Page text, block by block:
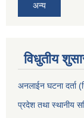
अन्य
विधुतीय
अनलाईन घटना दर्ता
प्रदेश तथा स्थानीय